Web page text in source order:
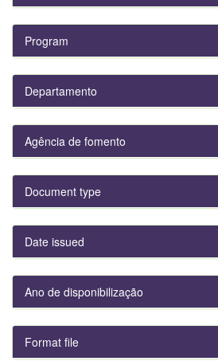
Program
Departamento
Agência de fomento
Document type
Date issued
Ano de disponibilização
Format file